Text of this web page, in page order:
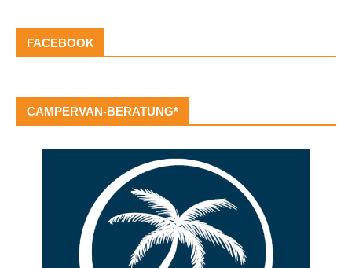
FACEBOOK
CAMPERVAN-BERATUNG*